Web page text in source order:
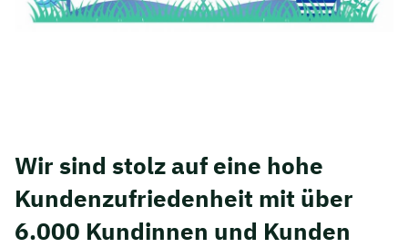
Wir sind stolz auf eine hohe
Kunden­zufriedenheit mit über
6.000 Kundinnen und Kunden